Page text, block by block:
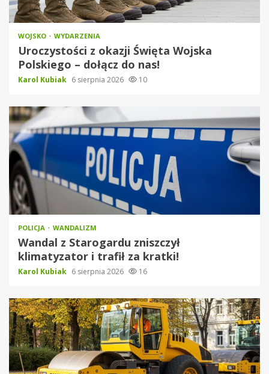
WOJSKO WYDARZENIA
Uroczystości z okazji Święta Wojska
Polskiego – dołącz do nas!
Karol Kubiak 6 sierpnia 2026 10
POLICJA WANDALIZM
Wandal z Starogardu zniszczył
klimatyzator i trafił za kratki!
Karol Kubiak 6 sierpnia 2026 16